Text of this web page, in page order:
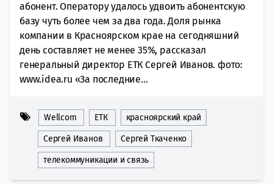
абонент. Оператору удалось удвоить абонентскую
базу чуть более чем за два года. Доля рынка
компании в Красноярском крае на сегодняшний
день составляет не менее 35%, рассказал
генеральный директор ЕТК Сергей Иванов. фото:
www.idea.ru «За последние...
Wellcom ЕТК красноярский край
Сергей Иванов Сергей Ткаченко
телекоммуникации и связь